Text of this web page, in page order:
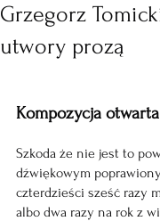
Grzegorz
utwory prozą
Kompozycja otwarta
Szkoda że nie jest to
dźwiękowym
czterdzieści sześć razy
albo dwa razy na rok z